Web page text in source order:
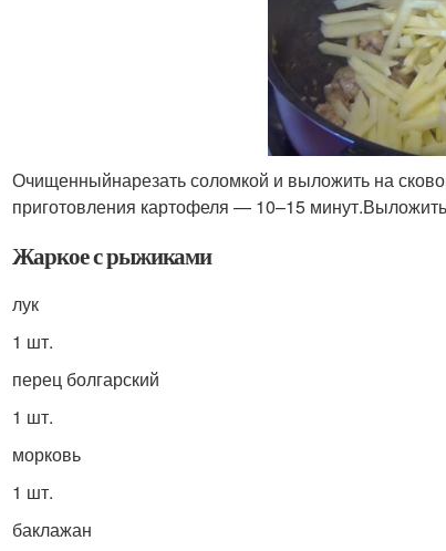
Очищенныйнарезать соломкой и выложить на
приготовления картофеля — 10–15
Жаркое с рыжиками
лук
1 шт.
перец болгарский
1 шт.
морковь
1 шт.
баклажан